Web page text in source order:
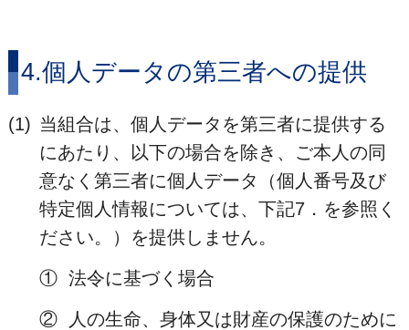
4.個人データの第三者への提供
(1) 当組合は、個人データを第三者に提供する
にあたり、以下の場合を除き、ご本人の同
意なく第三者に個人データ（個人番号及び
特定個人情報については、下記7．を参照く
ださい。）を提供しません。
① 法令に基づく場合
②
人の生命、身体又は財産の保護のために